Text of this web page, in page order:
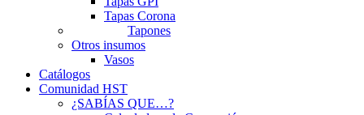
Tapas Corona
Tapones
Otros insumos
Vasos
Catálogos
Comunidad HST
¿SABÍAS QUE…?